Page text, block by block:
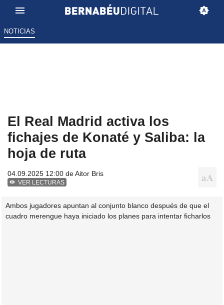
NOTICIAS
El Real Madrid activa los
fichajes de Konaté y Saliba: la
hoja de ruta
04.09.2025 12:00 deAitor Bris
VER LECTURAS
Ambos jugadores apuntan al conjunto blanco después de que el
cuadro merengue haya iniciado los planes para intentar ficharlos